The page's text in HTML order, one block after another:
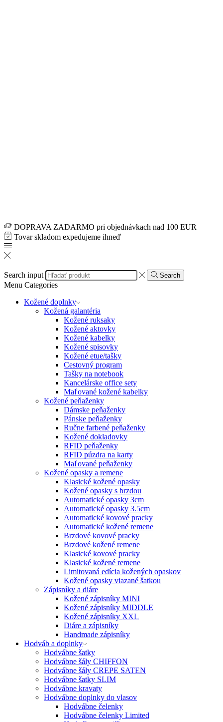
DOPRAVA ZADARMO pri objednávkach nad 100 EUR
Tovar skladom expedujeme ihneď
Search input Search
Menu Categories
Kožené doplnky
Kožená galantéria
Kožené ruksaky
Kožené aktovky
Kožené kabelky
Kožené spisovky
Kožené etue/tašky
Cestovný program
Tašky na notebook
Kancelárske office sety
Maľované kožené kabelky
Kožené peňaženky
Dámske peňaženky
Pánske peňaženky
Ručne farbené peňaženky
Kožené dokladovky
RFID peňaženky
RFID púzdra na karty
Maľované peňaženky
Kožené opasky a remene
Klasické kožené opasky
Kožené opasky s brzdou
Automatické opasky 3cm
Automatické opasky 3.5cm
Automatické kovové pracky
Automatické kožené remene
Brzdové kovové pracky
Brzdové kožené remene
Klasické kovové pracky
Klasické kožené remene
Limitovaná edícia kožených opaskov
Kožené opasky viazané šatkou
Zápisníky a diáre
Kožené zápisníky MINI
Kožené zápisníky MIDDLE
Kožené zápisníky XXL
Diáre a zápisníky
Handmade zápisníky
Hodváb a doplnky
Hodvábne šatky
Hodvábne šály CHIFFON
Hodvábne šály CREPE SATEN
Hodvábne šatky SLIM
Hodvábne kravaty
Hodvábne doplnky do vlasov
Hodvábne čelenky
Hodvábne čelenky Limited